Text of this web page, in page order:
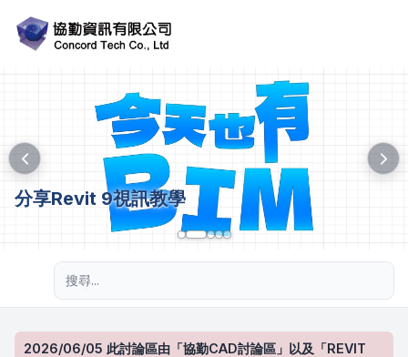
分享Revit 9視訊教學
2026/06/05 此討論區由「協勤CAD討論區」以及「REVIT